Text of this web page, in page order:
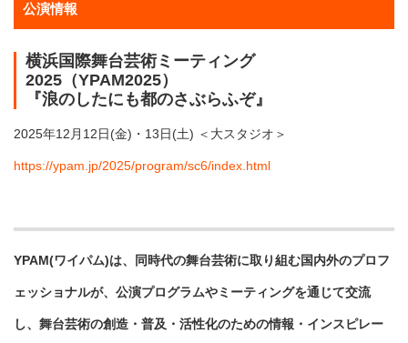
公演情報
横浜国際舞台芸術ミーティング
2025（YPAM2025）
『浪のしたにも都のさぶらふぞ』
2025年12月12日(金)・13日(土) ＜大スタジオ＞
https://ypam.jp/2025/program/sc6/index.html
YPAM(ワイパム)は、同時代の舞台芸術に取り組む国内外のプロフ
ェッショナルが、公演プログラムやミーティングを通じて交流
し、舞台芸術の創造・普及・活性化のための情報・インスピレー